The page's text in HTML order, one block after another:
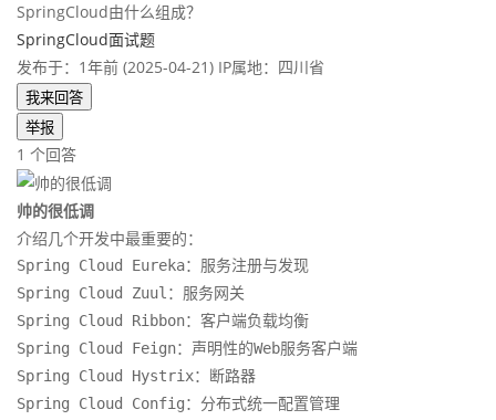
SpringCloud由什么组成？
SpringCloud面试题
发布于：1年前 (2025-04-21) IP属地：四川省
我来回答
举报
1 个回答
帅的很低调
介绍几个开发中最重要的：
Spring Cloud Eureka：服务注册与发现
Spring Cloud Zuul：服务网关
Spring Cloud Ribbon：客户端负载均衡
Spring Cloud Feign：声明性的Web服务客户端
Spring Cloud Hystrix：断路器
Spring Cloud Config：分布式统一配置管理